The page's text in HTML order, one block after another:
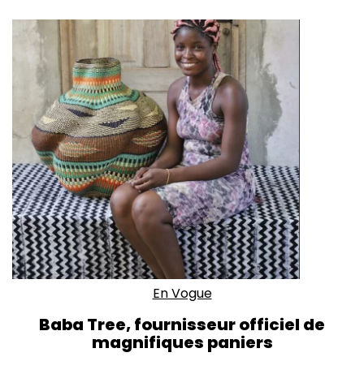
En Vogue
Baba Tree, fournisseur officiel de
magnifiques paniers